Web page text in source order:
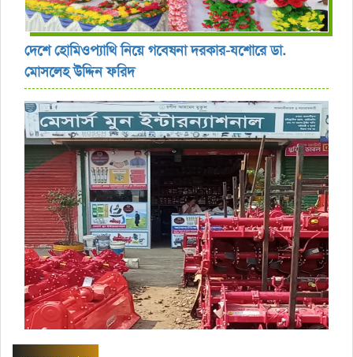
দেশে হোমিওপ্যাথি নিয়ে গবেষনা দরকার-যশোরে ডা.
মোসলেহ উদ্দিন ফরিদ